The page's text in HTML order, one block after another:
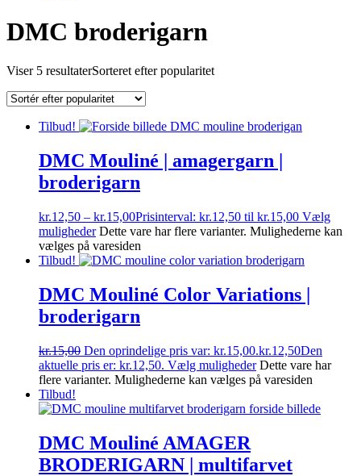
DMC broderigarn
Viser 5 resultaterSorteret efter popularitet
Tilbud!
DMC Mouliné | amagergarn |
broderigarn
kr.12,50 – kr.15,00Prisinterval: kr.12,50 til kr.15,00 Vælg
muligheder Dette vare har flere varianter. Mulighederne kan
vælges på varesiden
Tilbud!
DMC Mouliné Color Variations |
broderigarn
kr.15,00 Den oprindelige pris var: kr.15,00.kr.12,50Den
aktuelle pris er: kr.12,50. Vælg muligheder Dette vare har
flere varianter. Mulighederne kan vælges på varesiden
Tilbud!
DMC Mouliné AMAGER
BRODERIGARN | multifarvet